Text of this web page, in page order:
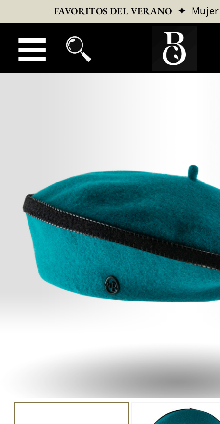
FAVORITOS DEL VERANO ✦ Mujer